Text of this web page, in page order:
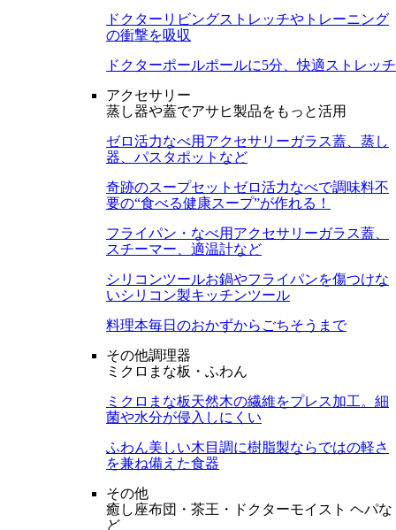
ドクターリビングストレッチやトレーニング
の衝撃を吸収
ドクターポールポールに5分、快適ストレッチ
アクセサリー
蒸し器や蓋でアサヒ製品をもっと活用
ゼロ活力なべ用アクセサリーガラス蓋、蒸し
器、パスタポットなど
奇跡のスープセット ゼロ活力なべで調味料不
要の“食べる健康スープ”が作れる！
フライパン・なべ用アクセサリーガラス蓋、
スチーマー、適温計など
シリコンツールお鍋やフライパンを傷つけな
いシリコン製キッチンツール
料理本毎日のおかずからごちそうまで
その他調理器
ミクロまな板・ふわん
ミクロまな板天然木の繊維をプレス加工。細
菌や水分が侵入しにくい
ふわん美しい木目調に樹脂製ならではの軽さ
を兼ね備えた食器
その他
癒し座布団・茶王・ドクターモイスト ヘパな
ど